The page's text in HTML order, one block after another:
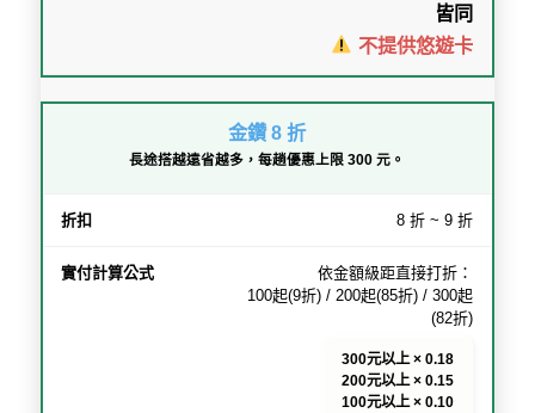
皆同
不提供悠遊卡
金鑽 8 折
長途搭越遠省越多，每趟優惠上限 300 元。
8 折 ~ 9 折
依金額級距直接打折：
100起(9折) / 200起(85折) / 300起
(82折)
300元以上 × 0.18
200元以上 × 0.15
100元以上 × 0.10